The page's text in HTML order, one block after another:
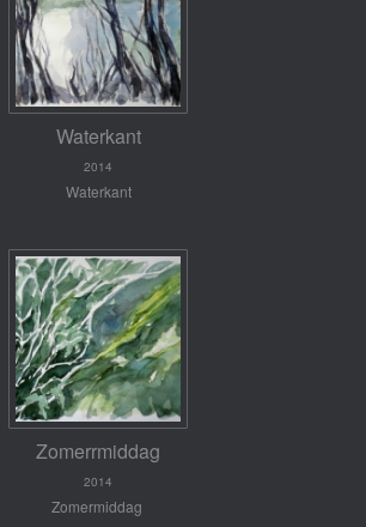
Waterkant
2014
Waterkant
Zomerrmiddag
2014
Zomermiddag